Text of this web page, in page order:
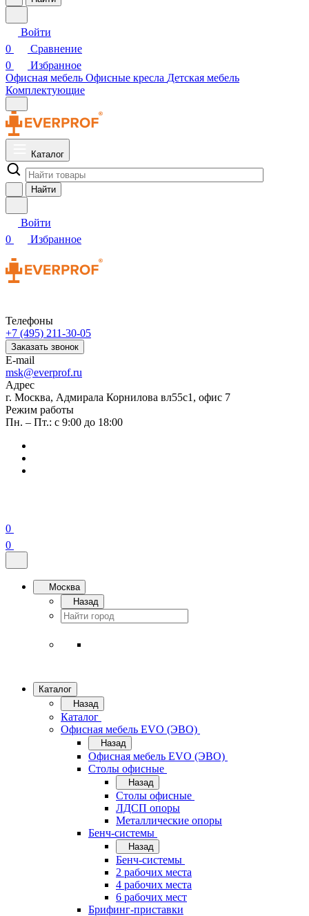
Войти
0
Сравнение
0
Избранное
Офисная мебель Офисные кресла Детская мебель
Комплектующие
Каталог
Найти
Войти
0
Избранное
Телефоны
+7 (495) 211-30-05
Заказать звонок
E-mail
msk@everprof.ru
Адрес
г. Москва, Адмирала Корнилова вл55с1, офис 7
Режим работы
Пн. – Пт.: с 9:00 до 18:00
0
0
Москва
Назад
Каталог
Назад
Каталог
Офисная мебель EVO (ЭВО)
Назад
Офисная мебель EVO (ЭВО)
Cтолы офисные
Назад
Cтолы офисные
ЛДСП опоры
Металлические опоры
Бенч-системы
Назад
Бенч-системы
2 рабочих места
4 рабочих места
6 рабочих мест
Брифинг-приставки